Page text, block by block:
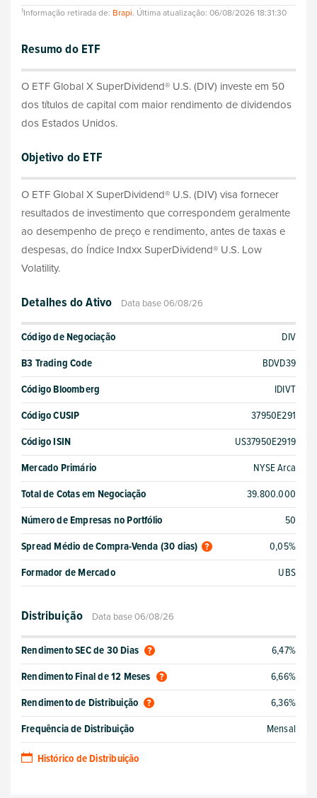
1Informação retirada de: Brapi. Última atualização: 06/08/2026 18:31:30
Resumo do ETF
O ETF Global X SuperDividend® U.S. (DIV) investe em 50
dos títulos de capital com maior rendimento de dividendos
dos Estados Unidos.
Objetivo do ETF
O ETF Global X SuperDividend® U.S. (DIV) visa fornecer
resultados de investimento que correspondem geralmente
ao desempenho de preço e rendimento, antes de taxas e
despesas, do Índice Indxx SuperDividend® U.S. Low
Volatility.
Detalhes do Ativo Data base 06/08/26
Código de Negociação
DIV
B3 Trading Code
BDVD39
Código Bloomberg
IDIVT
Código CUSIP
37950E291
Código ISIN
US37950E2919
Mercado Primário
NYSE Arca
Total de Cotas em Negociação
39.800.000
Número de Empresas no Portfólio
50
Spread Médio de Compra-Venda (30 dias)
0,05%
Formador de Mercado
UBS
Distribuição Data base 06/08/26
Rendimento SEC de 30 Dias
6,47%
Rendimento Final de 12 Meses
6,66%
Rendimento de Distribuição
6,36%
Frequência de Distribuição
Mensal
Histórico de Distribuição